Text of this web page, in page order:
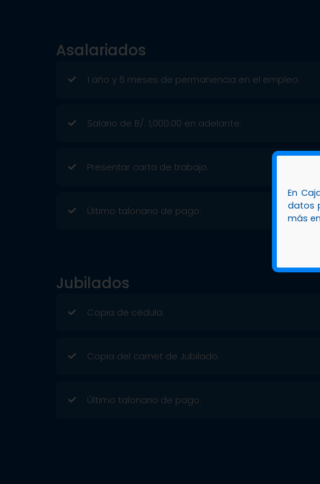
Asalariados
1 año y 6 meses de permanencia en el empleo.
Salario de B/. 1,000.00 en adelante.
Presentar carta de trabajo.
Último talonario de pago.
Jubilados
Copia de cédula.
Copia del carnet de Jubilado.
Último talonario de pago.
En
datos
más